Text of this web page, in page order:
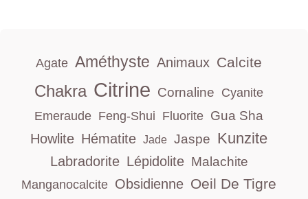
Agate Améthyste Animaux Calcite
Chakra Citrine Cornaline Cyanite
Emeraude Feng-Shui Fluorite Gua Sha
Howlite Hématite Jade Jaspe Kunzite
Labradorite Lépidolite Malachite
Manganocalcite Obsidienne Oeil De Tigre